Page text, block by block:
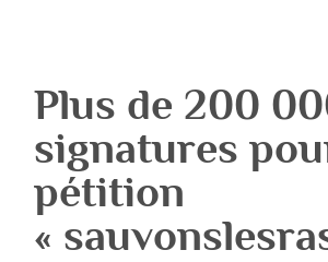
Plus de 200
signatures
pétition
«